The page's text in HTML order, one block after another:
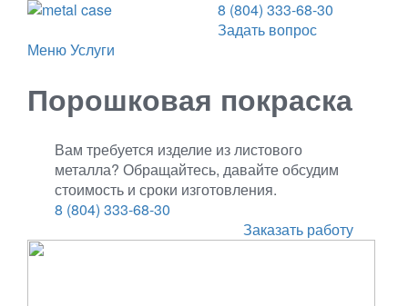
8 (804) 333-68-30
Задать вопрос
МенюУслуги
Порошковая покраска
Вам требуется изделие из листового
металла? Обращайтесь, давайте обсудим
стоимость и сроки изготовления.
8 (804) 333-68-30
Заказать работу